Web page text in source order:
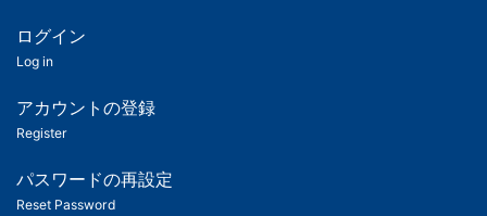
ツ
匿
名
ユ
ー
ログイン
Log in
アカウントの登録
Register
パスワードの再設定
Reset Password